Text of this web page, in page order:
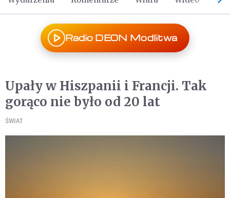
Radio DEON Modlitwa
Upały w Hiszpanii i Francji. Tak
gorąco nie było od 20 lat
ŚWIAT